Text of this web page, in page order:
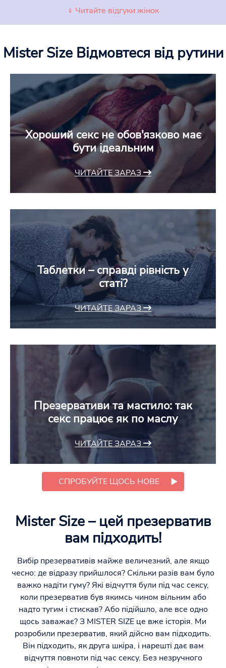
♀ Читайте відгуки жінок
Mister Size Відмовтеся від рутини
Хороший секс не обов'язково має
бути ідеальним
ЧИТАЙТЕ ЗАРАЗ
Таблетки – справді рівність у
статі?
ЧИТАЙТЕ ЗАРАЗ
Презервативи та мастило: так
секс працює як по маслу
ЧИТАЙТЕ ЗАРАЗ
СПРОБУЙТЕ ЩОСЬ НОВЕ
Mister Size – цей презерватив
вам підходить!
Вибір презервативів майже величезний, але якщо
чесно: де відразу прийшлося? Скільки разів вам було
важко надіти гуму? Які відчуття були під час сексу,
коли презерватив був якимсь чином вільним або
надто тугим і стискав? Або підійшло, але все одно
щось заважає? З MISTER SIZE це вже історія. Ми
розробили презерватив, який дійсно вам підходить.
Він підходить, як друга шкіра, і нарешті дає вам
відчуття повноти під час сексу. Без незручного